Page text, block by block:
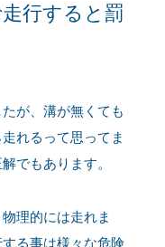
行すると罰
が、溝が無くても
れるって思ってま
でもあります。
理的には走れま
る事は様々な危険